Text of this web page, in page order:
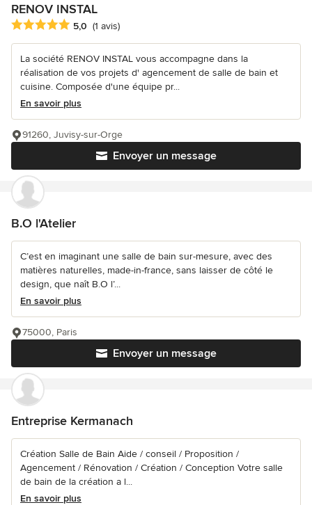
RENOV INSTAL
Note moyenne : 5 étoiles sur 5
5,0 (1 avis)
La société RENOV INSTAL vous accompagne dans la
réalisation de vos projets d' agencement de salle de bain et
cuisine. Composée d'une équipe pr...
En savoir plus
Envoyer un message
91260, Juvisy-sur-Orge
B.O l'Atelier
C’est en imaginant une salle de bain sur-mesure, avec des
matières naturelles, made-in-france, sans laisser de côté le
design, que naît B.O l’...
En savoir plus
Envoyer un message
75000, Paris
Entreprise Kermanach
Création Salle de Bain Aide / conseil / Proposition /
Agencement / Rénovation / Création / Conception Votre salle
de bain de la création a l...
En savoir plus